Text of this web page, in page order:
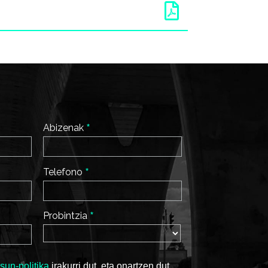

Abizenak *
Telefono *
Probintzia *
politika irakurri dut, eta onartzen dut